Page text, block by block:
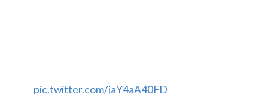
pic.twitter.com/jaY4aA40FD